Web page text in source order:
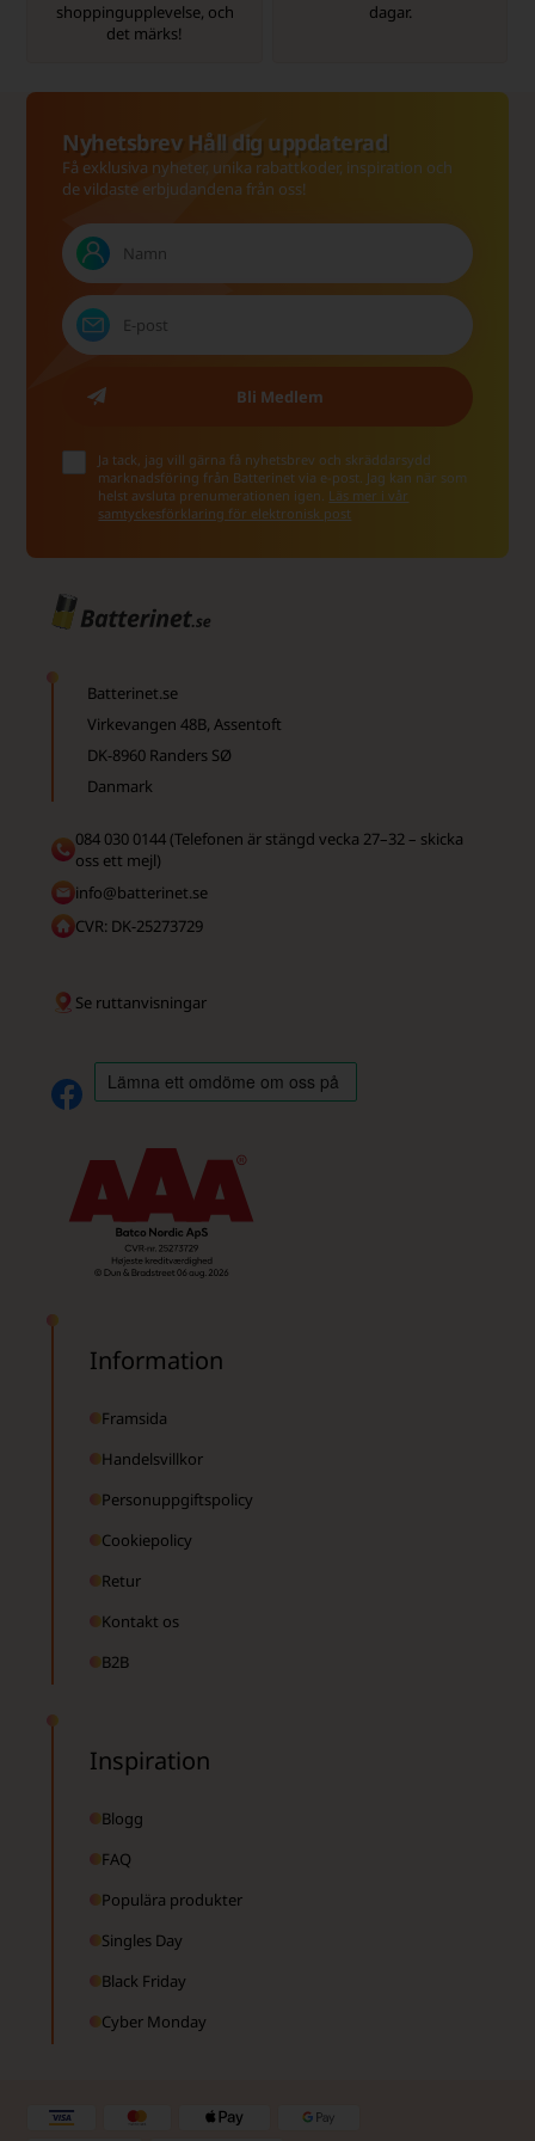
shoppingupplevelse, och
det märks!
dagar.
Nyhetsbrev Håll dig uppdaterad
Få exklusiva nyheter, unika rabattkoder, inspiration och
de vildaste erbjudandena från oss!
Ja tack, jag vill gärna få nyhetsbrev och skräddarsydd
marknadsföring från Batterinet via e-post. Jag kan när som
helst avsluta prenumerationen igen. Läs mer i vår
samtyckesförklaring för elektronisk post
Batterinet.se
Virkevangen 48B, Assentoft
DK-8960 Randers SØ
Danmark
084 030 0144 (Telefonen är stängd vecka 27–32 – skicka
oss ett mejl)
info@batterinet.se
CVR: DK-25273729
Se ruttanvisningar
Information
Framsida
Handelsvillkor
Personuppgiftspolicy
Cookiepolicy
Retur
Kontakt os
B2B
Inspiration
Blogg
FAQ
Populära produkter
Singles Day
Black Friday
Cyber Monday